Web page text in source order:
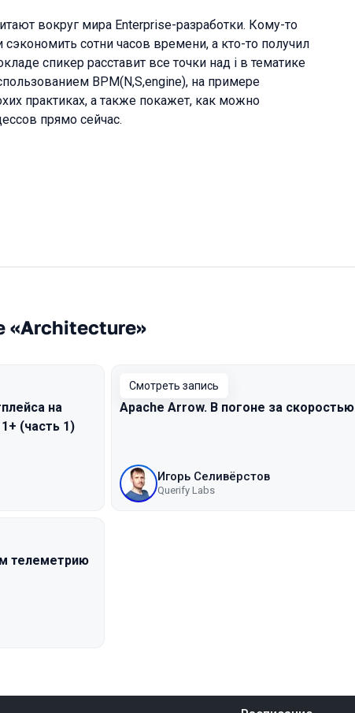
вокруг мира Enterprise-разработки. Кому-то
сэкономить сотни часов времени, а кто-то получил
спикер расставит все точки над i в тематике
BPM(N,S,engine), на примере
практиках, а также покажет, как можно
прямо сейчас.
«Architecture»
на
(часть 1)
Смотреть запись
Apache Arrow. В погоне за скоростью
Игорь Селивёрстов
Querify Labs
телеметрию